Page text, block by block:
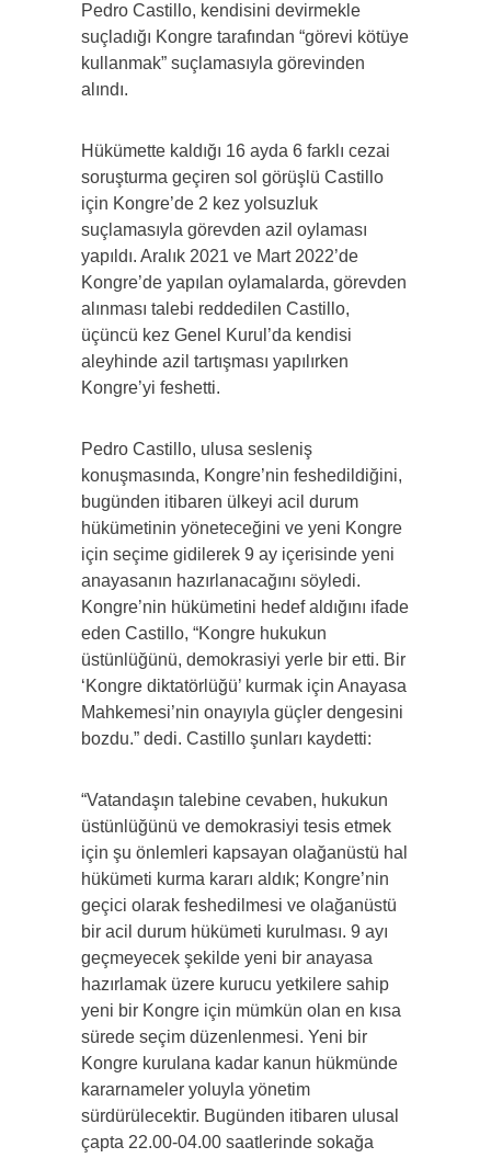
Pedro Castillo, kendisini devirmekle
suçladığı Kongre tarafından “görevi kötüye
kullanmak” suçlamasıyla görevinden
alındı.
Hükümette kaldığı 16 ayda 6 farklı cezai
soruşturma geçiren sol görüşlü Castillo
için Kongre’de 2 kez yolsuzluk
suçlamasıyla görevden azil oylaması
yapıldı. Aralık 2021 ve Mart 2022’de
Kongre’de yapılan oylamalarda, görevden
alınması talebi reddedilen Castillo,
üçüncü kez Genel Kurul’da kendisi
aleyhinde azil tartışması yapılırken
Kongre’yi feshetti.
Pedro Castillo, ulusa sesleniş
konuşmasında, Kongre’nin feshedildiğini,
bugünden itibaren ülkeyi acil durum
hükümetinin yöneteceğini ve yeni Kongre
için seçime gidilerek 9 ay içerisinde yeni
anayasanın hazırlanacağını söyledi.
Kongre’nin hükümetini hedef aldığını ifade
eden Castillo, “Kongre hukukun
üstünlüğünü, demokrasiyi yerle bir etti. Bir
‘Kongre diktatörlüğü’ kurmak için Anayasa
Mahkemesi’nin onayıyla güçler dengesini
bozdu.” dedi. Castillo şunları kaydetti:
“Vatandaşın talebine cevaben, hukukun
üstünlüğünü ve demokrasiyi tesis etmek
için şu önlemleri kapsayan olağanüstü hal
hükümeti kurma kararı aldık; Kongre’nin
geçici olarak feshedilmesi ve olağanüstü
bir acil durum hükümeti kurulması. 9 ayı
geçmeyecek şekilde yeni bir anayasa
hazırlamak üzere kurucu yetkilere sahip
yeni bir Kongre için mümkün olan en kısa
sürede seçim düzenlenmesi. Yeni bir
Kongre kurulana kadar kanun hükmünde
kararnameler yoluyla yönetim
sürdürülecektir. Bugünden itibaren ulusal
çapta 22.00-04.00 saatlerinde sokağa